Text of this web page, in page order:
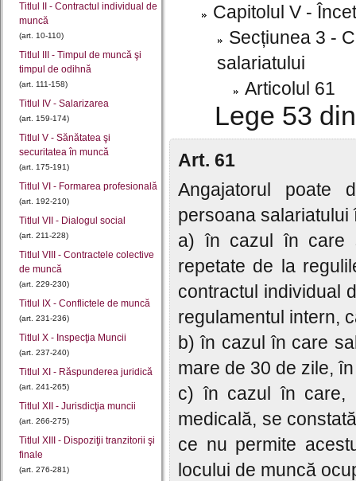
Titlul II - Contractul individual de
muncă
(art. 10-110)
Titlul III - Timpul de muncă şi
timpul de odihnă
(art. 111-158)
Titlul IV - Salarizarea
(art. 159-174)
Titlul V - Sănătatea şi
securitatea în muncă
(art. 175-191)
Titlul VI - Formarea profesională
(art. 192-210)
Titlul VII - Dialogul social
(art. 211-228)
Titlul VIII - Contractele colective
de muncă
(art. 229-230)
Titlul IX - Conflictele de muncă
(art. 231-236)
Titlul X - Inspecţia Muncii
(art. 237-240)
Titlul XI - Răspunderea juridică
(art. 241-265)
Titlul XII - Jurisdicţia muncii
(art. 266-275)
Titlul XIII - Dispoziţii tranzitorii şi
finale
(art. 276-281)
Capitolul V -
Secțiunea 3 -
salariatului
Articolul 61
Lege 53
Art. 61
Angajatorul poate
persoana salariatului
a) în cazul în care
repetate de la
contractul individual
regulamentul intern,
b) în cazul în care
mare de 30 de zile,
c) în cazul în care,
medicală, se
ce nu permite
locului de muncă